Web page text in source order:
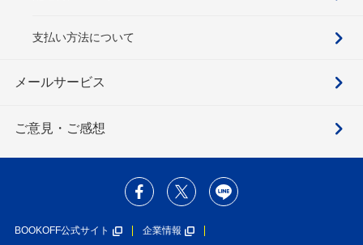
支払い方法について
メールサービス
ご意見・ご感想
BOOKOFF公式サイト 企業情報